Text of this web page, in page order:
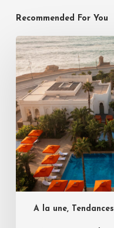
Recommended For You
A la une, Tendances